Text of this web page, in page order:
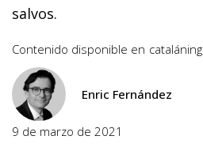
salvos.
Contenido disponible en catalán
Enric Fernández
9 de marzo de 2021